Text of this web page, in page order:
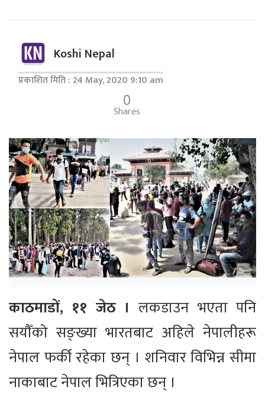
Koshi Nepal
प्रकाशित मिति : 24 May, 2020 9:10 am
0
Shares
काठमाडों, ११ जेठ । लकडाउन भएता पनि
सयौँको सङ्ख्या भारतबाट अहिले नेपालीहरू
नेपाल फर्की रहेका छन् । शनिवार विभिन्न सीमा
नाकाबाट नेपाल भित्रिएका छन् ।